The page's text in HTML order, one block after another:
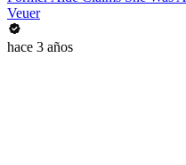
Veuer
hace 3 años